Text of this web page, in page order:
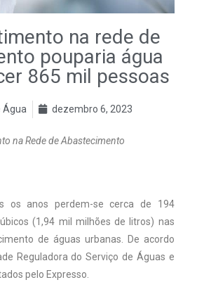
na rede de
pouparia água
865 mil pessoas
Água dezembro 6, 2023
na Rede de Abastecimento
os anos perdem-se cerca de 194
(1,94 mil milhões de litros) nas
de águas urbanas. De acordo
Reguladora do Serviço de Águas e
pelo Expresso.